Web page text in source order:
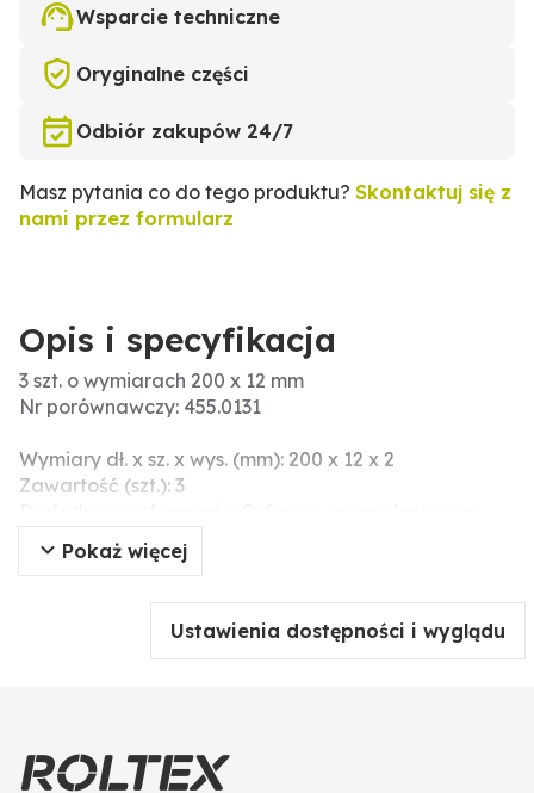
Wsparcie techniczne
Oryginalne części
Odbiór zakupów 24/7
Masz pytania co do tego produktu? Skontaktuj się z
nami przez formularz
Opis i specyfikacja
3 szt. o wymiarach 200 x 12 mm
Nr porównawczy: 455.0131
Wymiary dł. x sz. x wys. (mm): 200 x 12 x 2
Zawartość (szt.): 3
urządzenie pomiarowe do bezkontaktowego
pomiaru prędkości obrotowej / liczby obrotów silnika.
i minimalnej, laser pozwala na precyzyjne
Zastosowanie:
Pokaż więcej
Ustawienia dostępności i wyglądu